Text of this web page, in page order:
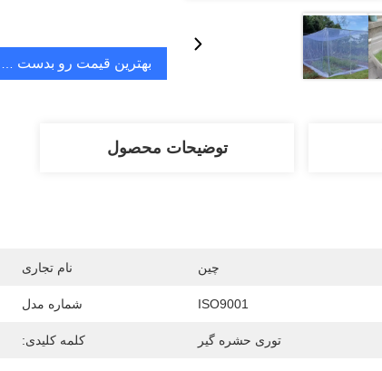
بهترین قیمت رو بدست بیار
توضیحات محصول
چین نام تجاری
ISO9001 شماره مدل
توری حشره گیر کلمه کلیدی: